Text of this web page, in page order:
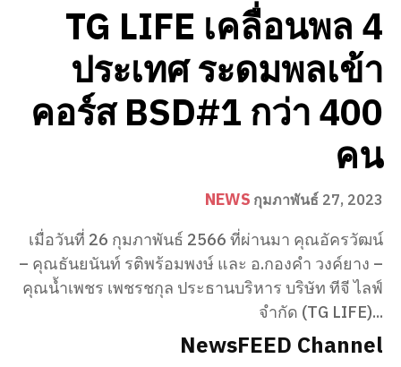
TG LIFE เคลื่อนพล 4
ประเทศ ระดมพลเข้า
คอร์ส BSD#1 กว่า 400
คน
NEWS กุมภาพันธ์ 27, 2023
เมื่อวันที่ 26 กุมภาพันธ์ 2566 ที่ผ่านมา คุณอัครวัฒน์
– คุณธันยนันท์ รติพร้อมพงษ์ และ อ.กองคำ วงค์ยาง –
คุณน้ำเพชร เพชรชกุล ประธานบริหาร บริษัท ทีจี ไลฟ์
จำกัด (TG LIFE)...
NewsFEED Channel